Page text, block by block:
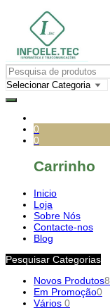
0
0
Carrinho
Inicio
Loja
Sobre Nós
Contacte-nos
Blog
Pesquisar Categorias
Novos Produtos8
Em Promoção0
Vários 0